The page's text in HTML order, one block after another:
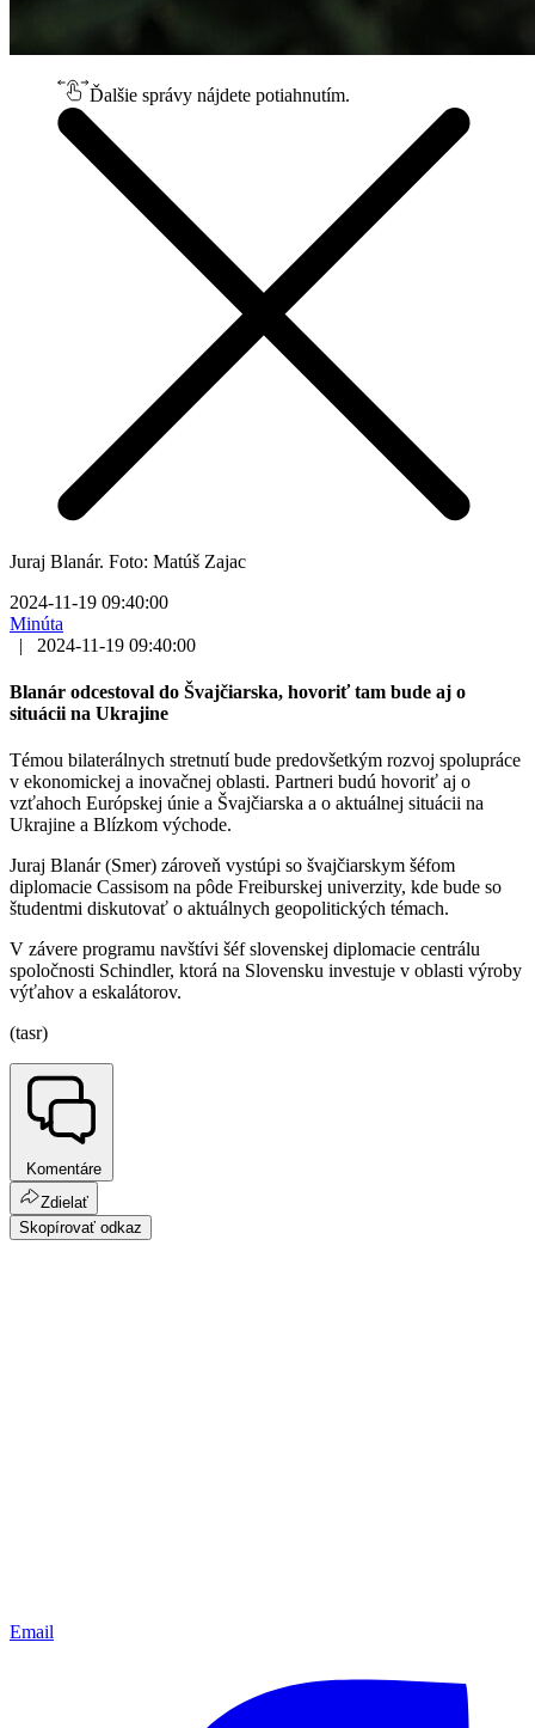
Ďalšie správy nájdete potiahnutím.
Juraj Blanár. Foto: Matúš Zajac
2024-11-19 09:40:00
Minúta
|
2024-11-19 09:40:00
Blanár odcestoval do Švajčiarska, hovoriť tam bude aj o
situácii na Ukrajine
Témou bilaterálnych stretnutí bude predovšetkým rozvoj spolupráce
v ekonomickej a inovačnej oblasti. Partneri budú hovoriť aj o
vzťahoch Európskej únie a Švajčiarska a o aktuálnej situácii na
Ukrajine a Blízkom východe.
Juraj Blanár (Smer) zároveň vystúpi so švajčiarskym šéfom
diplomacie Cassisom na pôde Freiburskej univerzity, kde bude so
študentmi diskutovať o aktuálnych geopolitických témach.
V závere programu navštívi šéf slovenskej diplomacie centrálu
spoločnosti Schindler, ktorá na Slovensku investuje v oblasti výroby
výťahov a eskalátorov.
(tasr)
Komentáre
Zdielať
Skopírovať odkaz
Email